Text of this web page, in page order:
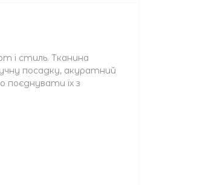
і стиль. Тканина
посадку, акуратний
поєднувати їх з